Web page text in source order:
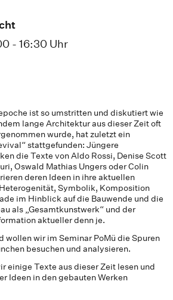
- 16:30 Uhr
ist so umstritten und diskutiert wie
lange Architektur aus dieser Zeit oft
wurde, hat zuletzt ein
stattgefunden: Jüngere
die Texte von Aldo Rossi, Denise Scott
Oswald Mathias Ungers oder Colin
deren Ideen in ihre aktuellen
Symbolik, Komposition
im Hinblick auf die Bauwende und die
als „Gesamtkunstwerk“ und der
aktueller denn je.
wollen wir im Seminar PoMü die Spuren
besuchen und analysieren.
einige Texte aus dieser Zeit lesen und
Ideen in den gebauten Werken